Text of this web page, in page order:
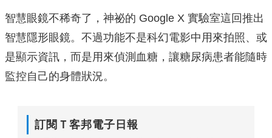
智慧眼鏡不稀奇了，神祕的 Google X 實驗室這回推出
智慧隱形眼鏡。不過功能不是科幻電影中用來拍照、或
是顯示資訊，而是用來偵測血糖，讓糖尿病患者能隨時
監控自己的身體狀況。
訂閱Ｔ客邦電子日報